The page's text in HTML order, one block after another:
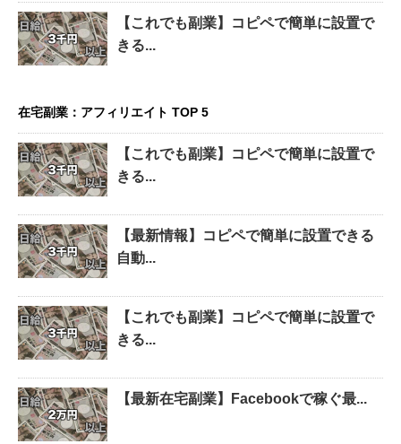
【これでも副業】コピペで簡単に設置で
きる...
在宅副業：アフィリエイト TOP 5
【これでも副業】コピペで簡単に設置で
きる...
【最新情報】コピペで簡単に設置できる
自動...
【これでも副業】コピペで簡単に設置で
きる...
【最新在宅副業】Facebookで稼ぐ最...